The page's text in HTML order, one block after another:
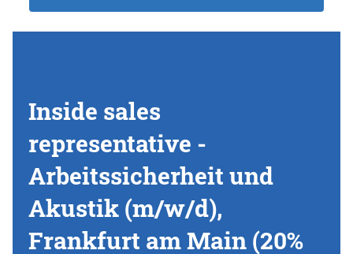
Inside sales
representative -
Arbeitssicherheit und
Akustik (m/w/d),
Frankfurt am Main (20%